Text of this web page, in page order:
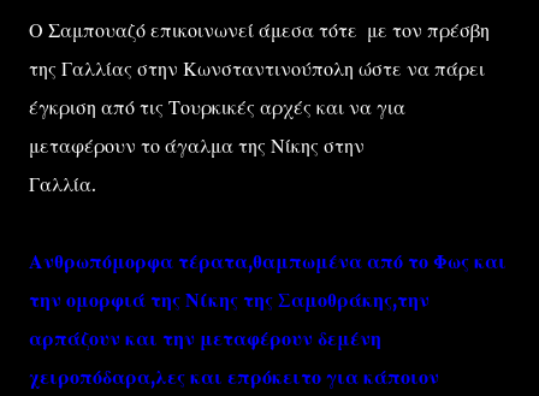
Ο Σαμπουαζό επικοινωνεί άμεσα τότε με τον πρέσβη
της Γαλλίας στην Κωνσταντινούπολη ώστε να πάρει
έγκριση από τις Τουρκικές αρχές και να για
μεταφέρουν το άγαλμα της Νίκης στην
Γαλλία.
Ανθρωπόμορφα τέρατα,θαμπωμένα από το Φως και
την ομορφιά της Νίκης της Σαμοθράκης,την
αρπάζουν και την μεταφέρουν δεμένη
χειροπόδαρα,λες και επρόκειτο για κάποιον